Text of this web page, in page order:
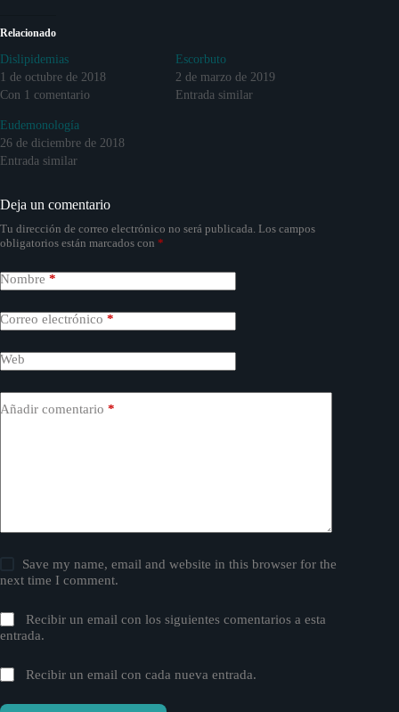
Relacionado
Dislipidemias
1 de octubre de 2018
Con 1 comentario
Escorbuto
2 de marzo de 2019
Entrada similar
Eudemonología
26 de diciembre de 2018
Entrada similar
Deja un comentario
Tu dirección de correo electrónico no será publicada. Los campos
obligatorios están marcados con *
Nombre *
Correo electrónico *
Web
Añadir comentario *
Save my name, email and website in this browser for the
next time I comment.
Recibir un email con los siguientes comentarios a esta
entrada.
Recibir un email con cada nueva entrada.